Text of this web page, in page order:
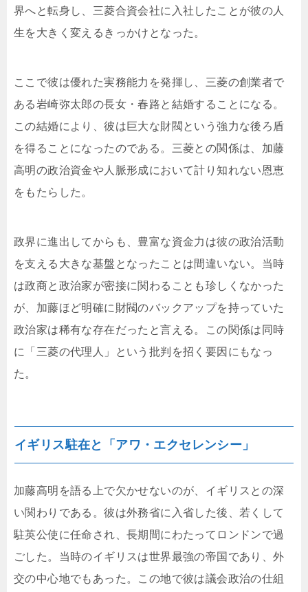
界へと転身し、三菱合資会社に入社したことが彼の人
生を大きく変えるきっかけとなった。
ここで彼は優れた実務能力を発揮し、三菱の創業者で
ある岩崎弥太郎の長女・春路と結婚することになる。
この結婚により、彼は巨大な財閥という強力な後ろ盾
を得ることになったのである。三菱との関係は、加藤
高明の政治資金や人脈形成において計り知れない恩恵
をもたらした。
政界に進出してからも、豊富な資金力は彼の政治活動
を支える大きな基盤となったことは間違いない。当時
は政商と政治家が密接に関わることも珍しくなかった
が、加藤ほど明確に財閥のバックアップを持っていた
政治家は稀有な存在だったと言える。この関係は同時
に「三菱の代理人」という批判を招く要因にもなっ
た。
イギリス駐在と「アワ・エクセレンシー」
加藤高明を語る上で欠かせないのが、イギリスとの深
い関わりである。彼は外務省に入省した後、若くして
駐英公使に任命され、長期間にわたってロンドンで過
ごした。当時のイギリスは世界最強の帝国であり、外
交の中心地でもあった。この地で彼は議会政治の仕組